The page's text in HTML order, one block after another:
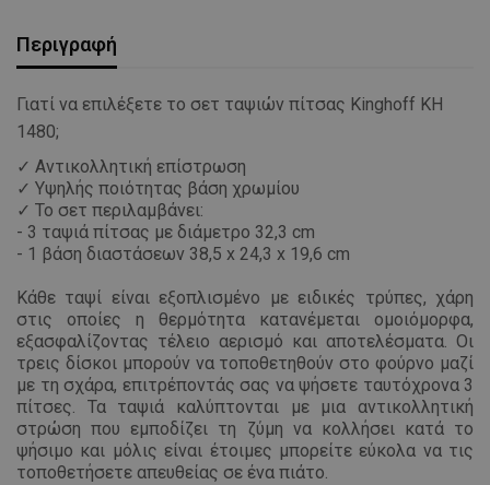
Περιγραφή
Γιατί να επιλέξετε το σετ ταψιών πίτσας Kinghoff KH
1480;
✓ Αντικολλητική επίστρωση
✓ Υψηλής ποιότητας βάση χρωμίου
✓ Το σετ περιλαμβάνει:
- 3 ταψιά πίτσας με διάμετρο 32,3 cm
- 1 βάση διαστάσεων 38,5 x 24,3 x 19,6 cm
Κάθε ταψί είναι εξοπλισμένο με ειδικές τρύπες, χάρη
στις οποίες η θερμότητα κατανέμεται ομοιόμορφα,
εξασφαλίζοντας τέλειο αερισμό και αποτελέσματα. Οι
τρεις δίσκοι μπορούν να τοποθετηθούν στο φούρνο μαζί
με τη σχάρα, επιτρέποντάς σας να ψήσετε ταυτόχρονα 3
πίτσες. Τα ταψιά καλύπτονται με μια αντικολλητική
στρώση που εμποδίζει τη ζύμη να κολλήσει κατά το
ψήσιμο και μόλις είναι έτοιμες μπορείτε εύκολα να τις
τοποθετήσετε απευθείας σε ένα πιάτο.